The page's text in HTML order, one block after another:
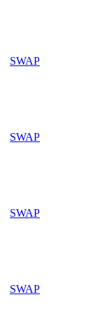
SWAP
SWAP
SWAP
SWAP